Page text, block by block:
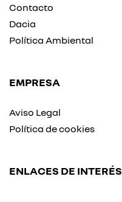
Contacto
Dacia
Política Ambiental
EMPRESA
Aviso Legal
Política de cookies
ENLACES DE INTERÉS